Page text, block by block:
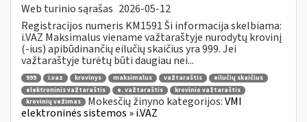
Web turinio sąrašas 2026-05-12
Registracijos numeris KM1591 Ši informacija skelbiama:
i.VAZ Maksimalus viename važtaraštyje nurodytų krovinį
(-ius) apibūdinančių eilučių skaičius yra 999. Jei
važtaraštyje turėtų būti daugiau nei...
999 i.vaz krovinys maksimalus važtaraštis
eilučių skaičius
elektroninis važtaraštis
e. važtaraštis
krovinio važtaraštis
krovinių vežimas
Mokesčių žinyno kategorijos:VMI
elektroninės sistemos » i.VAZ